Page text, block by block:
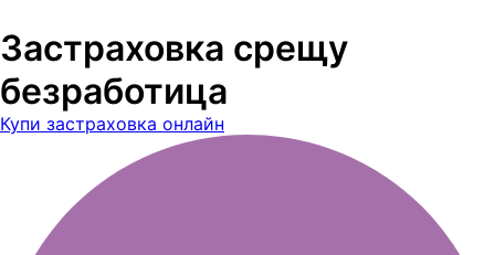
Застраховка срещу
безработица
Купи застраховка онлайн